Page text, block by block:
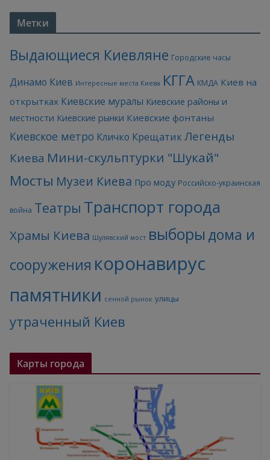
Метки
Выдающиеся Киевляне Городские часы
Динамо Киев Интересные места Киева КГГА КМДА Киев на
открытках Киевские муралы Киевские районы и
местности Киевские рынки Киевские фонтаны
Киевское метро Кличко КрещатикЛегенды
Киева Мини-скульптурки "Шукай"
Мосты Музеи Киева Про моду Российско-украинская
война Театры Транспорт города
Храмы Киева Шулявский мост выборы дома и
сооружения коронавирус
памятники сенной рынок улицы
утраченный Киев
Карты города